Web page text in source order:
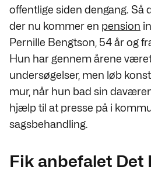
offentlige siden dengang. Så
der nu kommer en pension
Pernille Bengtson, 54 år og
Hun har gennem årene
undersøgelser, men løb
mur, når hun bad sin
hjælp til at presse på i
sagsbehandling.
Fik anbefalet Det